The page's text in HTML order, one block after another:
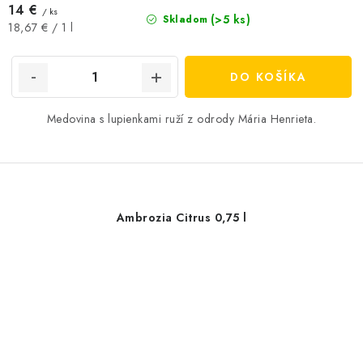
Skladom (>5 ks)
14 € / ks
Jednotková
18,67 € / 1 l
DO KOŠÍKA
Medovina s lupienkami ruží z odrody Mária Henrieta.
Ambrozia Citrus 0,75 l